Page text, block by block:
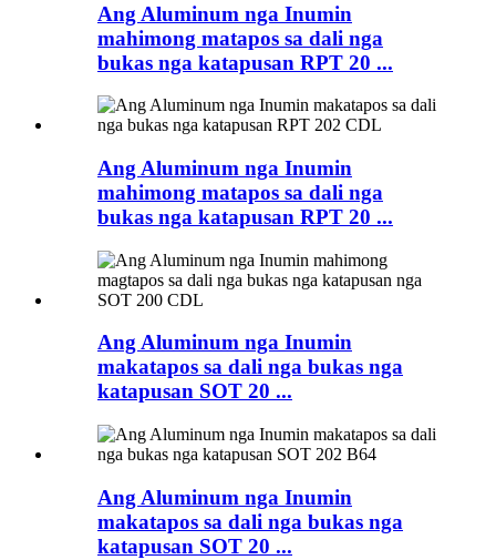
Ang Aluminum nga Inumin
mahimong matapos sa dali nga
bukas nga katapusan RPT 20 ...
Ang Aluminum nga Inumin
mahimong matapos sa dali nga
bukas nga katapusan RPT 20 ...
Ang Aluminum nga Inumin
makatapos sa dali nga bukas nga
katapusan SOT 20 ...
Ang Aluminum nga Inumin
makatapos sa dali nga bukas nga
katapusan SOT 20 ...